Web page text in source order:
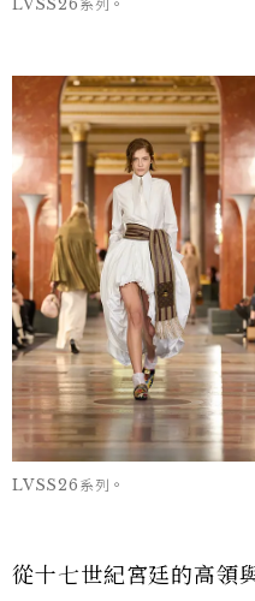
LVSS26系列。
LVSS26系列。
從十七世紀宮廷的高領